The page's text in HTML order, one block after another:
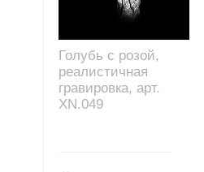
Голубь с розой,
реалистичная
гравировка, арт.
XN.049